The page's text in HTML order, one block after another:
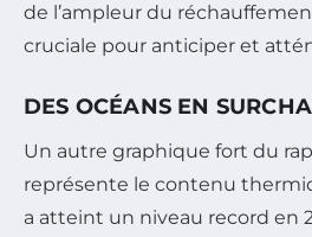
de l’ampleur du
cruciale pour anticiper et
DES OCÉANS EN
Un autre graphique fort du
représente le contenu
a atteint un niveau record en